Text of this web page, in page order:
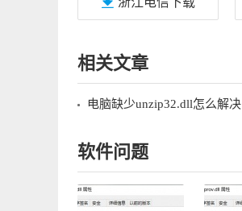
相关文章
电脑缺少unzip32.dll怎么解决
软件问题